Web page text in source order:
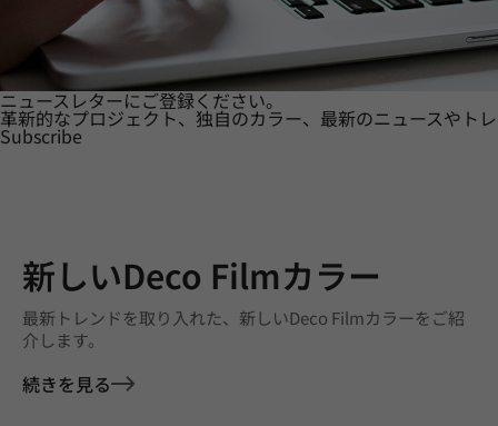
ニュースレターにご登録ください。
革新的なプロジェクト、独自のカラー、最新のニュースやト
Subscribe
新しいDeco Filmカラー
最新トレンドを取り入れた、新しいDeco Filmカラーをご紹
介します。
続きを見る